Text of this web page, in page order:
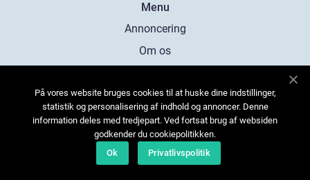
Menu
Annoncering
Om os
Kontakt os
Sitemap
På vores website bruges cookies til at huske dine indstillinger,
statistik og personalisering af indhold og annoncer. Denne
information deles med tredjepart. Ved fortsat brug af websiden
godkender du cookiepolitikken.
Ok
Privatlivspolitik